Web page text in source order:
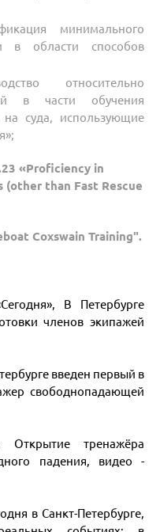
минимального
в области способов
относительно
в части обучения
на суда, использующие
«Proficiency in
(other than Fast Rescue
Coxswain Training".
В Петербурге
членов экипажей
введен первый в
свободнопадающей
Открытие тренажёра
падения, видео -
в Санкт-Петербурге,